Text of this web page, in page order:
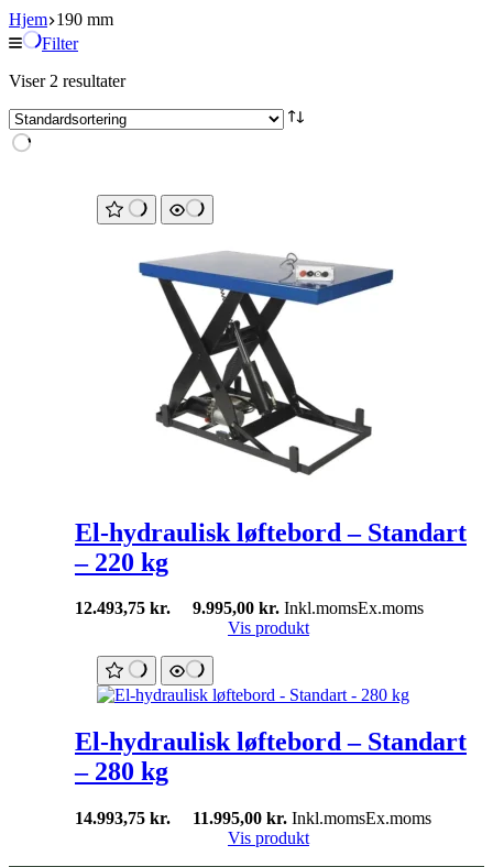
Hjem 190 mm
Filter
Viser 2 resultater
El-hydraulisk løftebord – Standart
– 220 kg
12.493,75 kr. 9.995,00 kr. Inkl.momsEx.moms
Vis produkt
El-hydraulisk løftebord – Standart
– 280 kg
14.993,75 kr. 11.995,00 kr. Inkl.momsEx.moms
Vis produkt